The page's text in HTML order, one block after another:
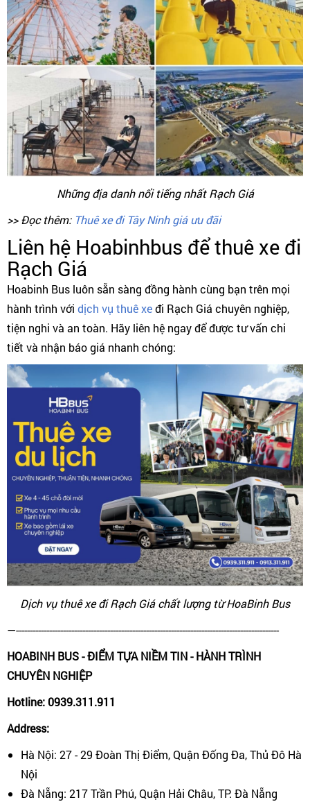
Những địa danh nổi tiếng nhất Rạch Giá
>> Đọc thêm: Thuê xe đi Tây Ninh giá ưu đãi
Liên hệ Hoabinhbus để thuê xe đi
Rạch Giá
Hoabinh Bus luôn sẵn sàng đồng hành cùng bạn trên mọi
hành trình với dịch vụ thuê xeđi Rạch Giá chuyên nghiệp,
tiện nghi và an toàn. Hãy liên hệ ngay để được tư vấn chi
tiết và nhận báo giá nhanh chóng:
Dịch vụ thuê xe đi Rạch Giá chất lượng từ HoaBinh Bus
—-----------------------------------------------------------------------------------------------
HOABINH BUS - ĐIỂM TỰA NIỀM TIN - HÀNH TRÌNH
CHUYÊN NGHIỆP
Hotline: 0939.311.911
Address:
Hà Nội: 27 - 29 Đoàn Thị Điểm, Quận Đống Đa, Thủ Đô Hà
Nội
Đà Nẵng: 217 Trần Phú, Quận Hải Châu, TP. Đà Nẵng